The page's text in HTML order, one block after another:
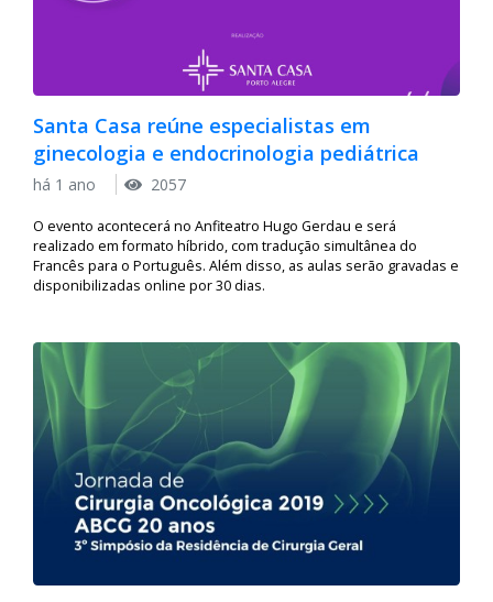
Santa Casa reúne especialistas em
ginecologia e endocrinologia pediátrica
há 1 ano 2057
O evento acontecerá no Anfiteatro Hugo Gerdau e será
realizado em formato híbrido, com tradução simultânea do
Francês para o Português. Além disso, as aulas serão gravadas e
disponibilizadas online por 30 dias.